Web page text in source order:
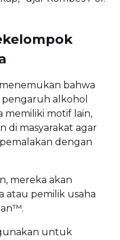
bahwa
alkohol
memiliki motif lain,
di masyarakat agar
dengan
mereka akan
atau pemilik usaha
untuk